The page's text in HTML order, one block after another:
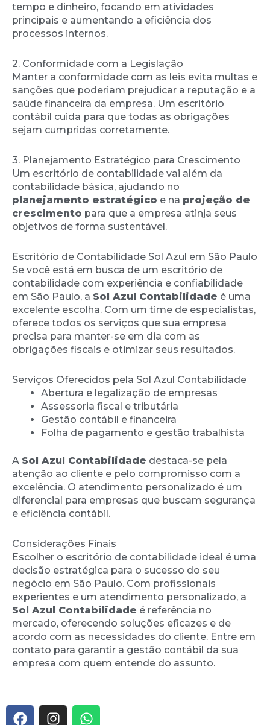
tempo e dinheiro, focando em atividades
principais e aumentando a eficiência dos
processos internos.
2. Conformidade com a Legislação
Manter a conformidade com as leis evita multas e
sanções que poderiam prejudicar a reputação e a
saúde financeira da empresa. Um escritório
contábil cuida para que todas as obrigações
sejam cumpridas corretamente.
3. Planejamento Estratégico para Crescimento
Um escritório de contabilidade vai além da
contabilidade básica, ajudando no
planejamento estratégico e na projeção de
crescimento para que a empresa atinja seus
objetivos de forma sustentável.
Escritório de Contabilidade Sol Azul em São Paulo
Se você está em busca de um escritório de
contabilidade com experiência e confiabilidade
em São Paulo, a Sol Azul Contabilidade é uma
excelente escolha. Com um time de especialistas,
oferece todos os serviços que sua empresa
precisa para manter-se em dia com as
obrigações fiscais e otimizar seus resultados.
Serviços Oferecidos pela Sol Azul Contabilidade
Abertura e legalização de empresas
Assessoria fiscal e tributária
Gestão contábil e financeira
Folha de pagamento e gestão trabalhista
A Sol Azul Contabilidade destaca-se pela
atenção ao cliente e pelo compromisso com a
excelência. O atendimento personalizado é um
diferencial para empresas que buscam segurança
e eficiência contábil.
Considerações Finais
Escolher o escritório de contabilidade ideal é uma
decisão estratégica para o sucesso do seu
negócio em São Paulo. Com profissionais
experientes e um atendimento personalizado, a
Sol Azul Contabilidade é referência no
mercado, oferecendo soluções eficazes e de
acordo com as necessidades do cliente. Entre em
contato para garantir a gestão contábil da sua
empresa com quem entende do assunto.
F
I
W